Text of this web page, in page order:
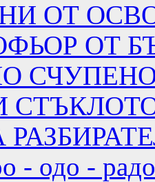
ОТ
ОТ
- одо -